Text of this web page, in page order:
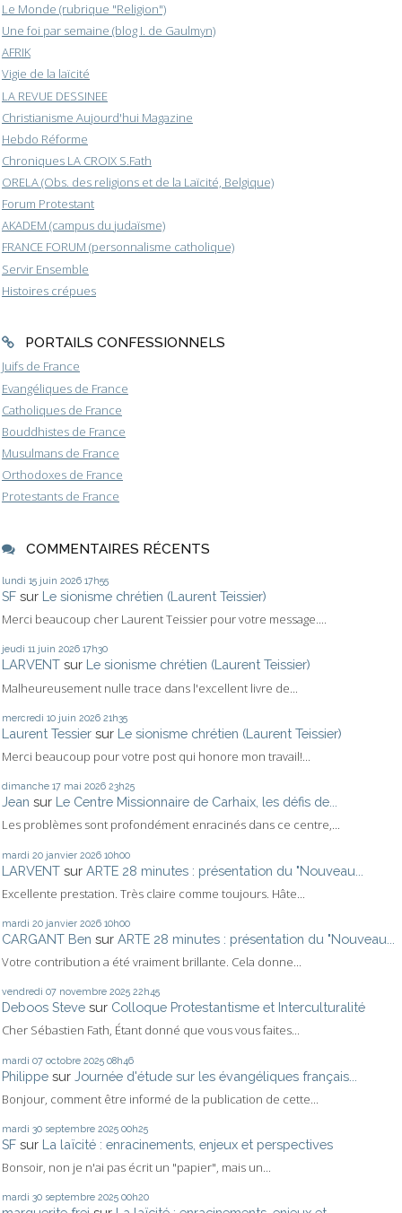
Le Monde (rubrique "Religion")
Une foi par semaine (blog I. de Gaulmyn)
AFRIK
Vigie de la laïcité
LA REVUE DESSINEE
Christianisme Aujourd'hui Magazine
Hebdo Réforme
Chroniques LA CROIX S.Fath
ORELA (Obs. des religions et de la Laïcité, Belgique)
Forum Protestant
AKADEM (campus du judaïsme)
FRANCE FORUM (personnalisme catholique)
Servir Ensemble
Histoires crépues
PORTAILS CONFESSIONNELS
Juifs de France
Evangéliques de France
Catholiques de France
Bouddhistes de France
Musulmans de France
Orthodoxes de France
Protestants de France
COMMENTAIRES RÉCENTS
lundi 15 juin 2026 17h55
SF sur Le sionisme chrétien (Laurent Teissier)
Merci beaucoup cher Laurent Teissier pour votre message....
jeudi 11 juin 2026 17h30
LARVENT sur Le sionisme chrétien (Laurent Teissier)
Malheureusement nulle trace dans l'excellent livre de...
mercredi 10 juin 2026 21h35
Laurent Tessier sur Le sionisme chrétien (Laurent Teissier)
Merci beaucoup pour votre post qui honore mon travail!...
dimanche 17 mai 2026 23h25
Jean sur Le Centre Missionnaire de Carhaix, les défis de...
Les problèmes sont profondément enracinés dans ce centre,...
mardi 20 janvier 2026 10h00
LARVENT sur ARTE 28 minutes : présentation du "Nouveau...
Excellente prestation. Très claire comme toujours. Hâte...
mardi 20 janvier 2026 10h00
CARGANT Ben sur ARTE 28 minutes : présentation du "Nouveau...
Votre contribution a été vraiment brillante. Cela donne...
vendredi 07 novembre 2025 22h45
Deboos Steve sur Colloque Protestantisme et Interculturalité
Cher Sébastien Fath, Étant donné que vous vous faites...
mardi 07 octobre 2025 08h46
Philippe sur Journée d'étude sur les évangéliques français...
Bonjour, comment être informé de la publication de cette...
mardi 30 septembre 2025 00h25
SF sur La laïcité : enracinements, enjeux et perspectives
Bonsoir, non je n'ai pas écrit un "papier", mais un...
mardi 30 septembre 2025 00h20